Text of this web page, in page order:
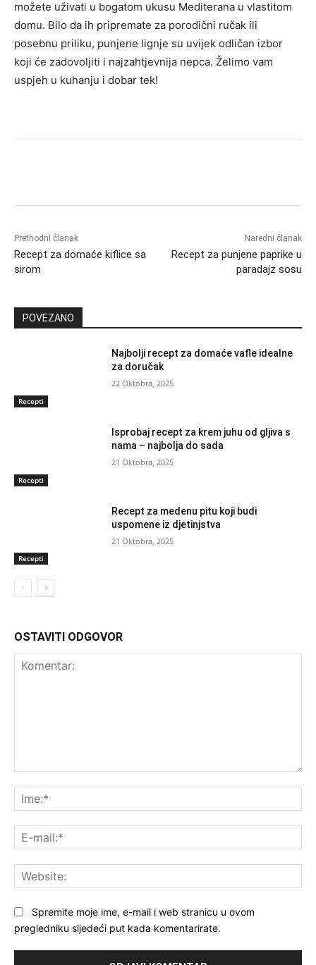
možete uživati u bogatom ukusu Mediterana u vlastitom
domu. Bilo da ih pripremate za porodični ručak ili
posebnu priliku, punjene lignje su uvijek odličan izbor
koji će zadovoljiti i najzahtjevnija nepca. Želimo vam
uspjeh u kuhanju i dobar tek!
Prethodni članak
Recept za domaće kiflice sa
sirom
Naredni članak
Recept za punjene paprike u
paradajz sosu
POVEZANO
Recepti
Najbolji recept za domaće vafle idealne
za doručak
22 Oktobra, 2025
Recepti
Isprobaj recept za krem juhu od gljiva s
nama – najbolja do sada
21 Oktobra, 2025
Recepti
Recept za medenu pitu koji budi
uspomene iz djetinjstva
21 Oktobra, 2025
OSTAVITI ODGOVOR
Spremite moje ime, e-mail i web stranicu u ovom
pregledniku sljedeći put kada komentarirate.